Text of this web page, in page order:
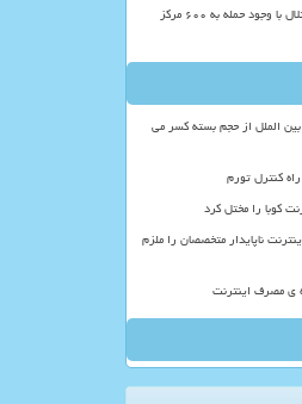
عرضه خدمات ارتباطی بدون اختلال با وجود حمله به ۶۰۰ مرکز
الملل از حجم بسته کسر می
کنترل تورم
کوبا را مختل کرد
ناپایدار متخصصان را ملزم
ی مصرف اینترنت